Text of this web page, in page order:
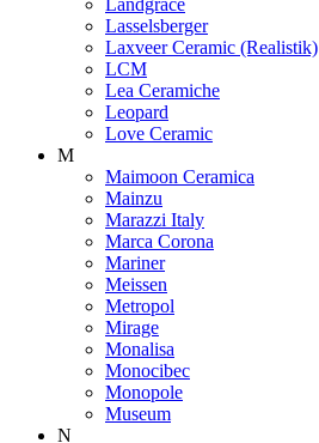
Lasselsberger
Laxveer Ceramic (Realistik)
LCM
Lea Ceramiche
Leopard
Love Ceramic
M
Maimoon Ceramica
Mainzu
Marazzi Italy
Marca Corona
Mariner
Meissen
Metropol
Mirage
Monalisa
Monocibec
Monopole
Museum
N